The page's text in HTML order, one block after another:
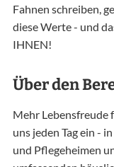
Fahnen schreiben,
diese Werte - und
IHNEN!
Über den
Mehr Lebensfreude
uns jeden Tag ein -
und Pflegeheimen